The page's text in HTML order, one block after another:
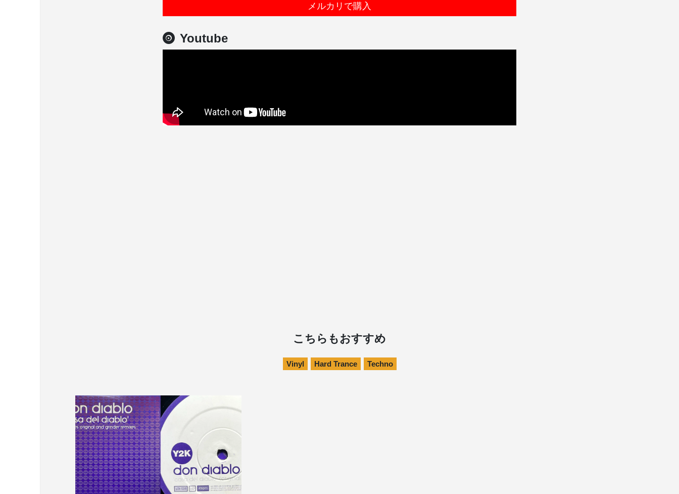
メルカリで購入
Youtube
こちらもおすすめ
Vinyl Hard Trance Techno